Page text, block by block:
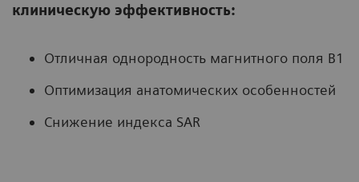
клиническую эффективность:
Отличная однородность магнитного поля B1
Оптимизация анатомических особенностей
Снижение индекса SAR